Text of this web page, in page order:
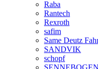
Raba
Rantech
Rexroth
safim
Same Deutz
SANDVIK
schopf
SENNEBOGEN